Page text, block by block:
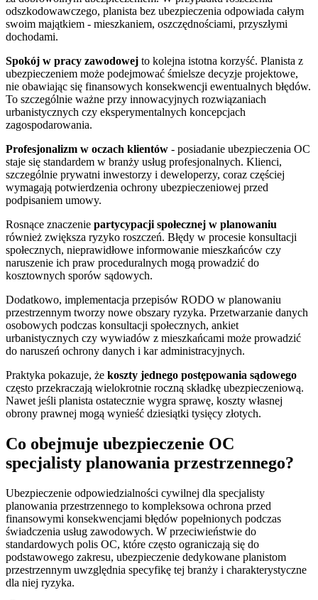
odszkodowawczego, planista bez ubezpieczenia odpowiada całym
swoim majątkiem - mieszkaniem, oszczędnościami, przyszłymi
dochodami.
Spokój w pracy zawodowej to kolejna istotna korzyść. Planista z
ubezpieczeniem może podejmować śmielsze decyzje projektowe,
nie obawiając się finansowych konsekwencji ewentualnych błędów.
To szczególnie ważne przy innowacyjnych rozwiązaniach
urbanistycznych czy eksperymentalnych koncepcjach
zagospodarowania.
Profesjonalizm w oczach klientów - posiadanie ubezpieczenia OC
staje się standardem w branży usług profesjonalnych. Klienci,
szczególnie prywatni inwestorzy i deweloperzy, coraz częściej
wymagają potwierdzenia ochrony ubezpieczeniowej przed
podpisaniem umowy.
Rosnące znaczenie partycypacji społecznej w planowaniu
również zwiększa ryzyko roszczeń. Błędy w procesie konsultacji
społecznych, nieprawidłowe informowanie mieszkańców czy
naruszenie ich praw proceduralnych mogą prowadzić do
kosztownych sporów sądowych.
Dodatkowo, implementacja przepisów RODO w planowaniu
przestrzennym tworzy nowe obszary ryzyka. Przetwarzanie danych
osobowych podczas konsultacji społecznych, ankiet
urbanistycznych czy wywiadów z mieszkańcami może prowadzić
do naruszeń ochrony danych i kar administracyjnych.
Praktyka pokazuje, że koszty jednego postępowania sądowego
często przekraczają wielokrotnie roczną składkę ubezpieczeniową.
Nawet jeśli planista ostatecznie wygra sprawę, koszty własnej
obrony prawnej mogą wynieść dziesiątki tysięcy złotych.
Co obejmuje ubezpieczenie OC
specjalisty planowania przestrzennego?
Ubezpieczenie odpowiedzialności cywilnej dla specjalisty
planowania przestrzennego to kompleksowa ochrona przed
finansowymi konsekwencjami błędów popełnionych podczas
świadczenia usług zawodowych. W przeciwieństwie do
standardowych polis OC, które często ograniczają się do
podstawowego zakresu, ubezpieczenie dedykowane planistom
przestrzennym uwzględnia specyfikę tej branży i charakterystyczne
dla niej ryzyka.